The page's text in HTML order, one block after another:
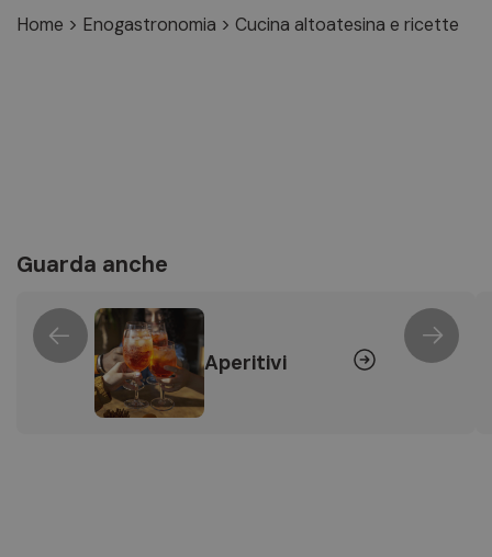
Home > Enogastronomia > Cucina altoatesina e ricette
Guarda anche
Aperitivi